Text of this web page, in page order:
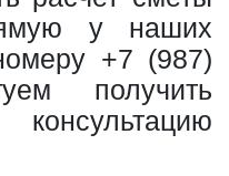
у наших
+7 (987)
получить